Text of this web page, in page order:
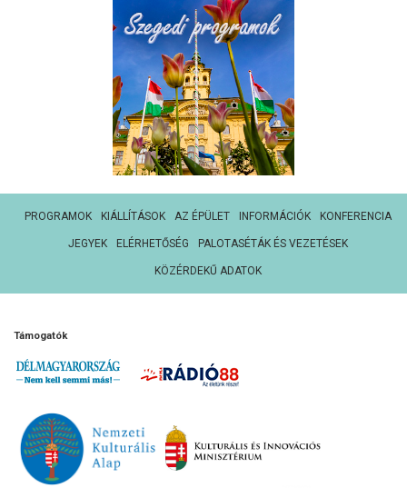
PROGRAMOK KIÁLLÍTÁSOK AZ ÉPÜLET INFORMÁCIÓK KONFERENCIA
JEGYEK ELÉRHETŐSÉG PALOTASÉTÁK ÉS VEZETÉSEK
KÖZÉRDEKŰ ADATOK
Támogatók